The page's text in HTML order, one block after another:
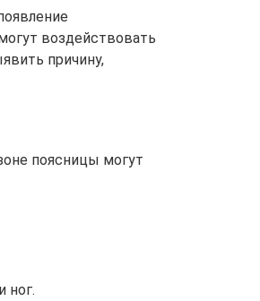
воздействовать
причину,
поясницы могут
ног.